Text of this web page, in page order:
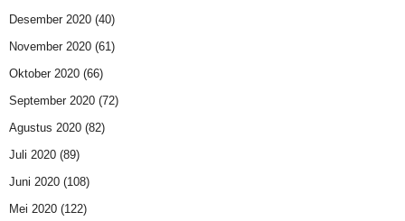
Desember 2020 (40)
November 2020 (61)
Oktober 2020 (66)
September 2020 (72)
Agustus 2020 (82)
Juli 2020 (89)
Juni 2020 (108)
Mei 2020 (122)